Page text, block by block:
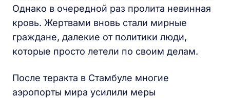
Однако в очередной раз пролита невинная
кровь. Жертвами вновь стали мирные
граждане, далекие от политики люди,
которые просто летели по своим делам.
После теракта в Стамбуле многие
аэропорты мира усилили меры